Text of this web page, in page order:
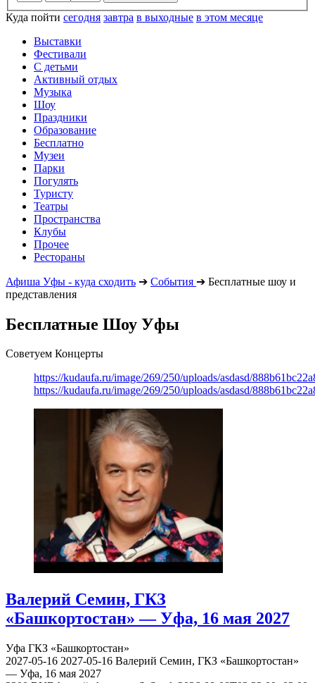
Куда пойти сегодня завтра в выходные в этом месяце
Выставки
Фестивали
С детьми
Активный отдых
Музыка
Шоу
Праздники
Образование
Бесплатно
Музеи
Парки
Погулять
Туристу
Театры
Пространства
Клубы
Прочее
Рестораны
Афиша Уфы - куда сходить ➔ События ➔ Бесплатные шоу и
представления
Бесплатные Шоу Уфы
Советуем Концерты
https://kudaufa.ru/image/269/250/uploads/asdasd/
https://kudaufa.ru/image/269/250/uploads/asdasd/
Валерий Семин, ГКЗ
«Башкортостан» — Уфа, 16 мая 2027
Уфа ГКЗ «Башкортостан»
2027-05-16 2027-05-16 Валерий Семин, ГКЗ «Башкортостан»
— Уфа, 16 мая 2027